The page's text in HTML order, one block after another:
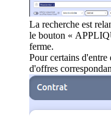
La recherche est
le bouton «
ferme.
Pour certains
d'offres